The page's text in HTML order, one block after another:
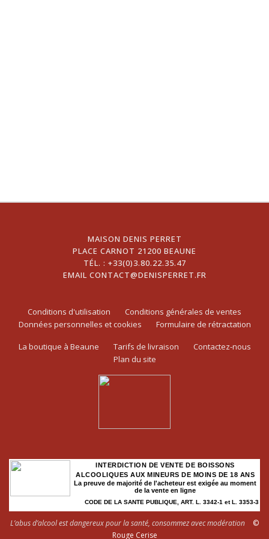
MAISON DENIS PERRET
PLACE CARNOT 21200 BEAUNE
TÉL. : +33(0)3.80.22.35.47
EMAIL CONTACT@DENISPERRET.FR
Conditions d'utilisation
Conditions générales de ventes
Données personnelles et cookies
Formulaire de rétractation
La boutique à Beaune Tarifs de livraison
Contactez-nous
Plan du site
INTERDICTION DE VENTE DE BOISSONS
ALCOOLIQUES AUX MINEURS DE MOINS DE 18 ANS
La preuve de majorité de l'acheteur est exigée au moment
de la vente en ligne
CODE DE LA SANTE PUBLIQUE, ART. L. 3342-1 et L. 3353-3
L’abus d’alcool est dangereux pour la santé, consommez avec modération
©
Rouge Cerise